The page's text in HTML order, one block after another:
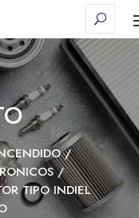
/
/
TIPO INDIEL